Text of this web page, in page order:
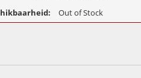
Out of Stock